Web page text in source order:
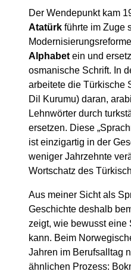
Der Wendepunkt kam
Atatürk führte im Zuge
Alphabet ein und
osmanische Schrift. In
arbeitete die Türkische
Dil Kurumu) daran,
Lehnwörter durch
ersetzen. Diese
ist einzigartig in der
weniger Jahrzehnte
Wortschatz des
Aus meiner Sicht als
Geschichte deshalb
zeigt, wie bewusst eine
kann. Beim
Jahren im Berufsalltag
ähnlichen Prozess: